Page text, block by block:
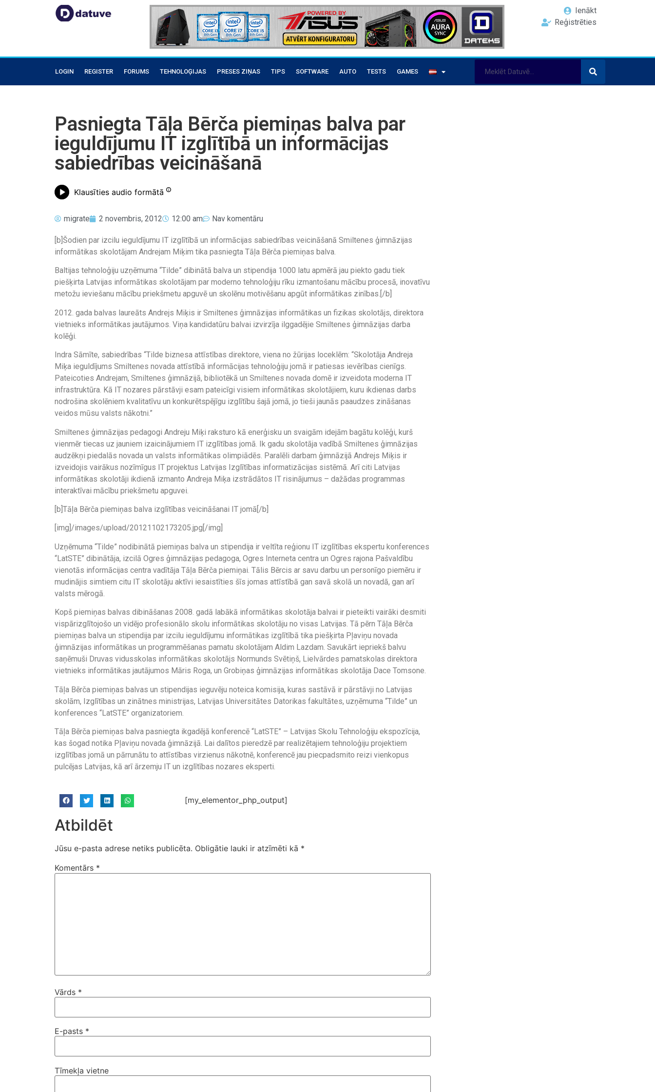
Ienākt
Reģistrēties
LOGIN REGISTER FORUMS TEHNOLOĢIJAS PRESES ZIŅAS TIPS SOFTWARE AUTO TESTS GAMES
Pasniegta Tāļa Bērča piemiņas balva par
ieguldījumu IT izglītībā un informācijas
sabiedrības veicināšanā
Klausīties audio formātā
migrate 2 novembris, 2012 12:00 am Nav komentāru
[b]Šodien par izcilu ieguldījumu IT izglītībā un informācijas sabiedrības veicināšanā Smiltenes ģimnāzijas
informātikas skolotājam Andrejam Miķim tika pasniegta Tāļa Bērča piemiņas balva.
Baltijas tehnoloģiju uzņēmuma “Tilde” dibinātā balva un stipendija 1000 latu apmērā jau piekto gadu tiek
piešķirta Latvijas informātikas skolotājam par moderno tehnoloģiju rīku izmantošanu mācību procesā, inovatīvu
metožu ieviešanu mācību priekšmetu apguvē un skolēnu motivēšanu apgūt informātikas zinības.[/b]
2012. gada balvas laureāts Andrejs Miķis ir Smiltenes ģimnāzijas informātikas un fizikas skolotājs, direktora
vietnieks informātikas jautājumos. Viņa kandidatūru balvai izvirzīja ilggadējie Smiltenes ģimnāzijas darba
kolēģi.
Indra Sāmīte, sabiedrības “Tilde biznesa attīstības direktore, viena no žūrijas loceklēm: “Skolotāja Andreja
Miķa ieguldījums Smiltenes novada attīstībā informācijas tehnoloģiju jomā ir patiesas ievērības cienīgs.
Pateicoties Andrejam, Smiltenes ģimnāzijā, bibliotēkā un Smiltenes novada domē ir izveidota moderna IT
infrastruktūra. Kā IT nozares pārstāvji esam pateicīgi visiem informātikas skolotājiem, kuru ikdienas darbs
nodrošina skolēniem kvalitatīvu un konkurētspējīgu izglītību šajā jomā, jo tieši jaunās paaudzes zināšanas
veidos mūsu valsts nākotni.”
Smiltenes ģimnāzijas pedagogi Andreju Miķi raksturo kā enerģisku un svaigām idejām bagātu kolēģi, kurš
vienmēr tiecas uz jauniem izaicinājumiem IT izglītības jomā. Ik gadu skolotāja vadībā Smiltenes ģimnāzijas
audzēkņi piedalās novada un valsts informātikas olimpiādēs. Paralēli darbam ģimnāzijā Andrejs Miķis ir
izveidojis vairākus nozīmīgus IT projektus Latvijas Izglītības informatizācijas sistēmā. Arī citi Latvijas
informātikas skolotāji ikdienā izmanto Andreja Miķa izstrādātos IT risinājumus – dažādas programmas
interaktīvai mācību priekšmetu apguvei.
[b]Tāļa Bērča piemiņas balva izglītības veicināšanai IT jomā[/b]
[img]/images/upload/20121102173205.jpg[/img]
Uzņēmuma “Tilde” nodibinātā piemiņas balva un stipendija ir veltīta reģionu IT izglītības ekspertu konferences
“LatSTE” dibinātāja, izcilā Ogres ģimnāzijas pedagoga, Ogres Interneta centra un Ogres rajona Pašvaldību
vienotās informācijas centra vadītāja Tāļa Bērča piemiņai. Tālis Bērcis ar savu darbu un personīgo piemēru ir
mudinājis simtiem citu IT skolotāju aktīvi iesaistīties šīs jomas attīstībā gan savā skolā un novadā, gan arī
valsts mērogā.
Kopš piemiņas balvas dibināšanas 2008. gadā labākā informātikas skolotāja balvai ir pieteikti vairāki desmiti
vispārizglītojošo un vidējo profesionālo skolu informātikas skolotāju no visas Latvijas. Tā pērn Tāļa Bērča
piemiņas balva un stipendija par izcilu ieguldījumu informātikas izglītībā tika piešķirta Pļaviņu novada
ģimnāzijas informātikas un programmēšanas pamatu skolotājam Aldim Lazdam. Savukārt iepriekš balvu
saņēmuši Druvas vidusskolas informātikas skolotājs Normunds Svētiņš, Lielvārdes pamatskolas direktora
vietnieks informātikas jautājumos Māris Roga, un Grobiņas ģimnāzijas informātikas skolotāja Dace Tomsone.
Tāļa Bērča piemiņas balvas un stipendijas ieguvēju noteica komisija, kuras sastāvā ir pārstāvji no Latvijas
skolām, Izglītības un zinātnes ministrijas, Latvijas Universitātes Datorikas fakultātes, uzņēmuma “Tilde” un
konferences “LatSTE” organizatoriem.
Tāļa Bērča piemiņas balva pasniegta ikgadējā konferencē “LatSTE” – Latvijas Skolu Tehnoloģiju ekspozīcija,
kas šogad notika Pļaviņu novada ģimnāzijā. Lai dalītos pieredzē par realizētajiem tehnoloģiju projektiem
izglītības jomā un pārrunātu to attīstības virzienus nākotnē, konferencē jau piecpadsmito reizi vienkopus
pulcējas Latvijas, kā arī ārzemju IT un izglītības nozares eksperti.
[my_elementor_php_output]
Atbildēt
Jūsu e-pasta adrese netiks publicēta. Obligātie lauki ir atzīmēti kā *
Komentārs *
Vārds *
E-pasts *
Tīmekļa vietne